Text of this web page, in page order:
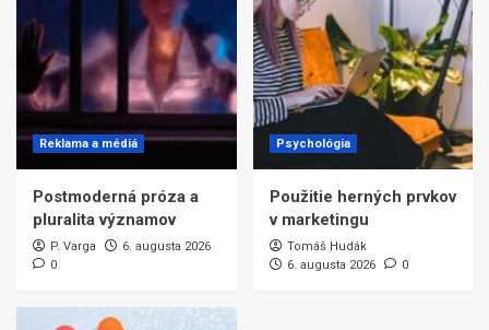
Reklama a médiá
Postmoderná próza a
pluralita významov
P. Varga
6. augusta 2026
0
Psychológia
Použitie herných prvkov
v marketingu
Tomáš Hudák
6. augusta 2026
0